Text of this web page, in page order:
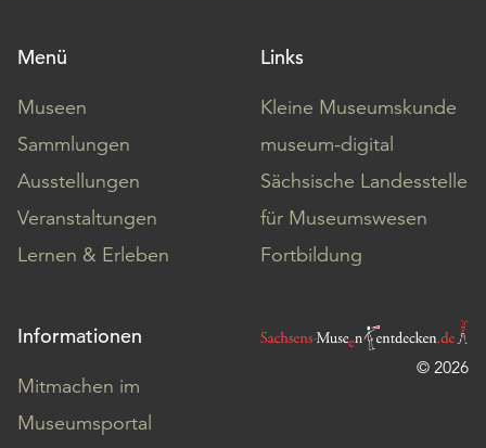
Menü
Museen
Sammlungen
Ausstellungen
Veranstaltungen
Lernen & Erleben
Links
Kleine Museumskunde
museum-digital
Sächsische Landesstelle
für Museumswesen
Fortbildung
Informationen
Mitmachen im
Museumsportal
© 2026